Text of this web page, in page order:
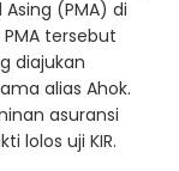
(PMA) di
tersebut
diajukan
alias Ahok.
asuransi
lolos uji KIR.